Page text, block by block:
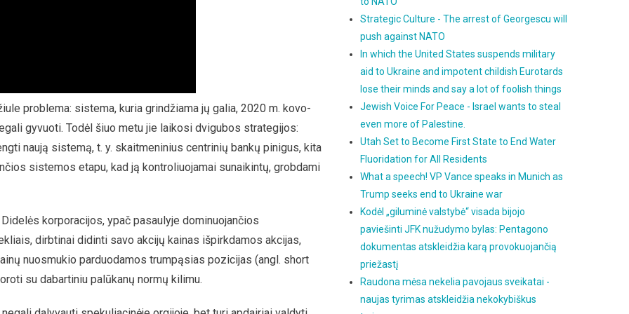
problema: sistema, kuria grindžiama jų galia, 2020 m. kovo-
gyvuoti. Todėl šiuo metu jie laikosi dvigubos strategijos:
naują sistemą, t. y. skaitmeninius centrinių bankų pinigus, kita
sistemos etapu, kad ją kontroliuojamai sunaikintų, grobdami
korporacijos, ypač pasaulyje dominuojančios
dirbtinai didinti savo akcijų kainas išpirkdamos akcijas,
nuosmukio parduodamos trumpąsias pozicijas (angl. short
su dabartiniu palūkanų normų kilimu.
Strategic Culture - The arrest of Georgescu will
push against NATO
In which the United States suspends military
aid to Ukraine and impotent childish Eurotards
lose their minds and say a lot of foolish things
Jewish Voice For Peace - Israel wants to steal
even more of Palestine.
Utah Set to Become First State to End Water
Fluoridation for All Residents
What a speech! VP Vance speaks in Munich as
Trump seeks end to Ukraine war
Kodėl „giluminė valstybė“ visada bijojo
paviešinti JFK nužudymo bylas: Pentagono
dokumentas atskleidžia karą provokuojančią
priežastį
Raudona mėsa nekelia pavojaus sveikatai -
naujas tyrimas atskleidžia nekokybiškus